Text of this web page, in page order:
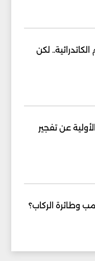
الكاتدرائية.. لكن
عن تفجير
وطائرة الركاب؟